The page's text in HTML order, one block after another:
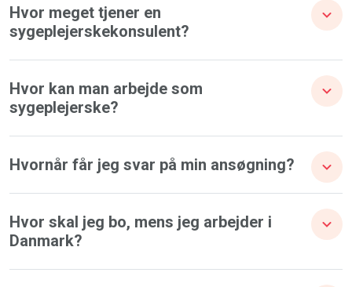
Hvor meget tjener en
sygeplejerskekonsulent?
Hvor kan man arbejde som
sygeplejerske?
Hvornår får jeg svar på min ansøgning?
Hvor skal jeg bo, mens jeg arbejder i
Danmark?